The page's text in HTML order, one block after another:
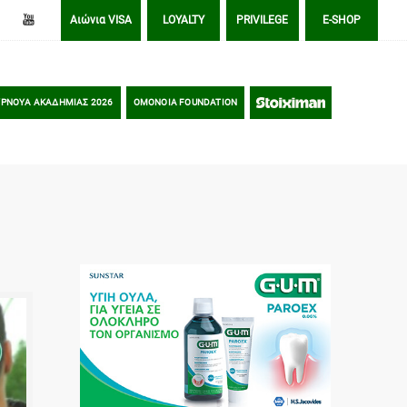
Αιώνια VISA LOYALTY PRIVILEGE E-SHOP
ΑΚΑΔΗΜΙΑΣ 2026 OMONOIA FOUNDATION STOIXIMAN